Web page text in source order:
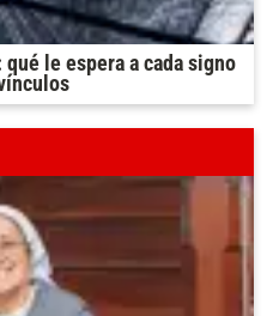
le espera a cada signo